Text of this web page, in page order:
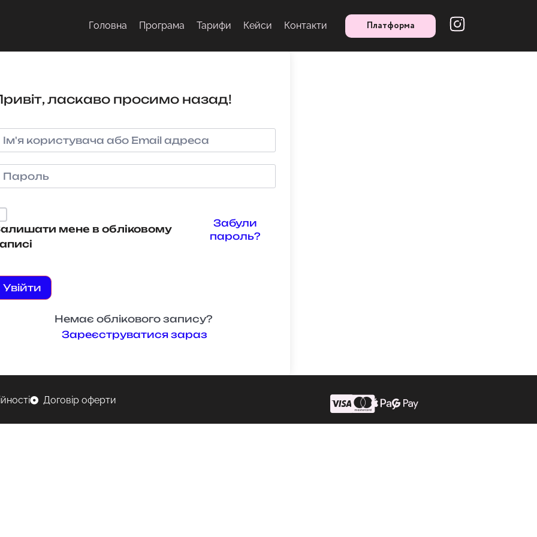
Головна Програма Тарифи Кейси Контакти Платформа
ласкаво просимо назад!
мене в обліковому
Забули
пароль?
Увійти
Немає облікового запису?
Зареєструватися зараз
Договір оферти